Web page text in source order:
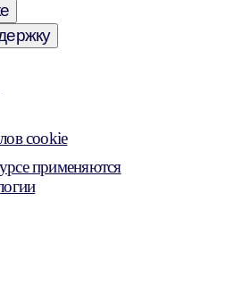
cookie
применяются